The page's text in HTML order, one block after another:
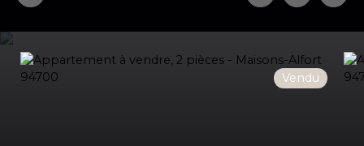
Vendu